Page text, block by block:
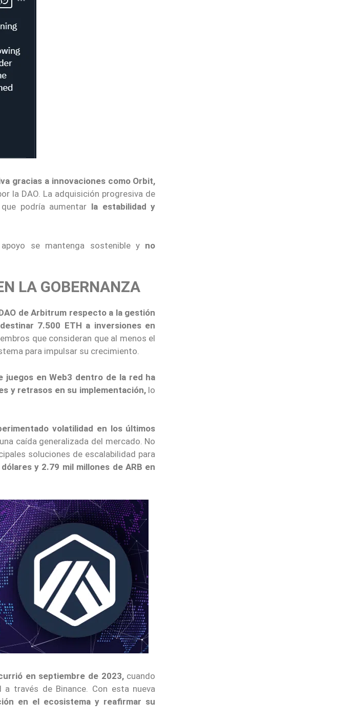
gracias a innovaciones como Orbit,
la DAO. La adquisición progresiva de
podría aumentar la estabilidad y
se mantenga sostenible y no
LA GOBERNANZA
de Arbitrum respecto a la gestión
destinar 7.500 ETH a inversiones en
que consideran que al menos el
para impulsar su crecimiento.
juegos en Web3 dentro de la red ha
y retrasos en su implementación,lo
volatilidad en los últimos
caída generalizada del mercado. No
soluciones de escalabilidad para
y 2.79 mil millones de ARB en
en septiembre de 2023,cuando
través de Binance. Con esta nueva
en el ecosistema y reafirmar su